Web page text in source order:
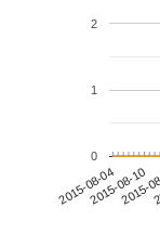
2015-08-042015-08-10
2015-
0
1
2